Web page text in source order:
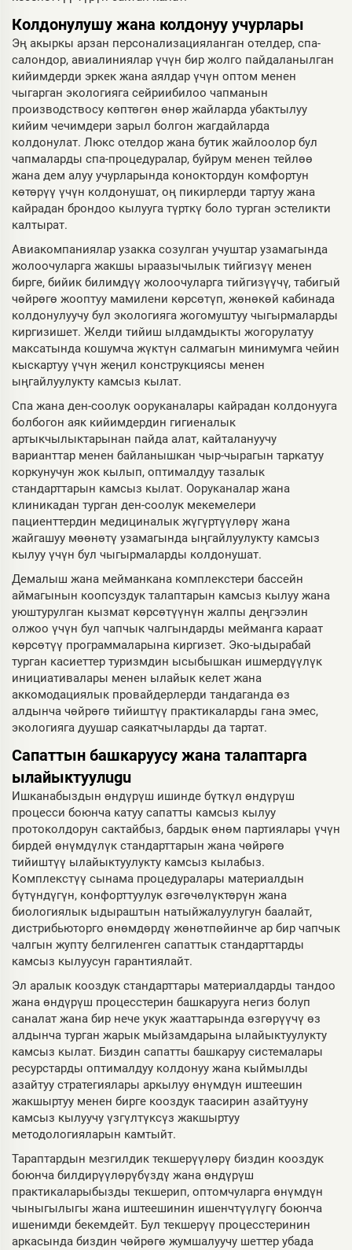
Колдонулушу жана колдонуу учурлары
Эң акыркы арзан персонализацияланган отелдер, спа-
салондор, авиалиниялар үчүн бир жолго пайдаланылган
кийимдерди эркек жана аялдар үчүн оптом менен
чыгарган экологияга сейриибилоо чапманын
производствосу көптөгөн өнөр жайларда убактылуу
кийим чечимдери зарыл болгон жагдайларда
колдонулат. Люкс отелдор жана бутик жайлоолор бул
чапмаларды спа-процедуралар, буйрум менен тейлөө
жана дем алуу учурларында коноктордун комфортун
көтөрүү үчүн колдонушат, оң пикирлерди тартуу жана
кайрадан брондоо кылууга түрткү боло турган эстеликти
калтырат.
Авиакомпаниялар узакка созулган учуштар узамагында
жолоочуларга жакшы ыраазычылык тийгизүү менен
бирге, бийик билимдүү жолоочуларга тийгизүүчү, табигый
чөйрөгө жооптуу мамилени көрсөтүп, жөнөкөй кабинада
колдонулуучу бул экологияга жогомуштуу чыгырмаларды
киргизишет. Желди тийиш ылдамдыкты жогорулатуу
максатында кошумча жүктүн салмагын минимумга чейин
кыскартуу үчүн жеңил конструкциясы менен
ыңгайлуулукту камсыз кылат.
Спа жана ден-соолук ооруканалары кайрадан колдонууга
болбогон аяк кийимдердин гигиеналык
артыкчылыктарынан пайда алат, кайталануучу
варианттар менен байланышкан чыр-чырагын таркатуу
коркунучун жок кылып, оптималдуу тазалык
стандарттарын камсыз кылат. Ооруканалар жана
клиникадан турган ден-соолук мекемелери
пациенттердин медициналык жүгүртүүлөрү жана
жайгашуу мөөнөтү узамагында ыңгайлуулукту камсыз
кылуу үчүн бул чыгырмаларды колдонушат.
Демалыш жана мейманкана комплекстери бассейн
аймагынын коопсуздук талаптарын камсыз кылуу жана
уюштурулган кызмат көрсөтүүнүн жалпы деңгээлин
олжоо үчүн бул чапчык чалгындарды мейманга караат
көрсөтүү программаларына киргизет. Эко-ыдырабай
турган касиеттер туризмдин ысыбышкан ишмердүүлүк
инициативалары менен ылайык келет жана
аккомодациялык провайдерлерди тандаганда өз
алдынча чөйрөгө тийиштүү практикаларды гана эмес,
экологияга дуушар саякатчыларды да тартат.
Сапаттын башкаруусу жана талаптарга
ылайыктуулugu
Ишканабыздын өндүрүш ишинде бүткүл өндүрүш
процесси боюнча катуу сапатты камсыз кылуу
протоколдорун сактайбыз, бардык өнөм партиялары үчүн
бирдей өнүмдүлүк стандарттарын жана чөйрөгө
тийиштүү ылайыктуулукту камсыз кылабыз.
Комплекстүү сынама процедуралары материалдын
бүтүндүгүн, конфорттуулук өзгөчөлүктөрүн жана
биологиялык ыдыраштын натыйжалуулугун баалайт,
дистрибьюторго өнөмдөрдү жөнөтпөйинче ар бир чапчык
чалгын жупту белгиленген сапаттык стандарттарды
камсыз кылуусун гарантиялайт.
Эл аралык кооздук стандарттары материалдарды тандоо
жана өндүрүш процесстерин башкарууга негиз болуп
саналат жана бир нече укук жааттарында өзгөрүүчү өз
алдынча турган жарык мыйзамдарына ылайыктуулукту
камсыз кылат. Биздин сапатты башкаруу системалары
ресурстарды оптималдуу колдонуу жана кыймылды
азайтуу стратегиялары аркылуу өнүмдүн иштеешин
жакшыртуу менен бирге кооздук таасирин азайтууну
камсыз кылуучу үзгүлтүксүз жакшыртуу
методологияларын камтыйт.
Тараптардын мезгилдик текшерүүлөрү биздин кооздук
боюнча билдирүүлөрүбүздү жана өндүрүш
практикаларыбызды текшерип, оптомчуларга өнүмдүн
чыныгылыгы жана иштеешинин ишенчтүүлүгү боюнча
ишенимди бекемдейт. Бул текшерүү процесстеринин
аркасында биздин чөйрөгө жумшалуучу шеттер убада